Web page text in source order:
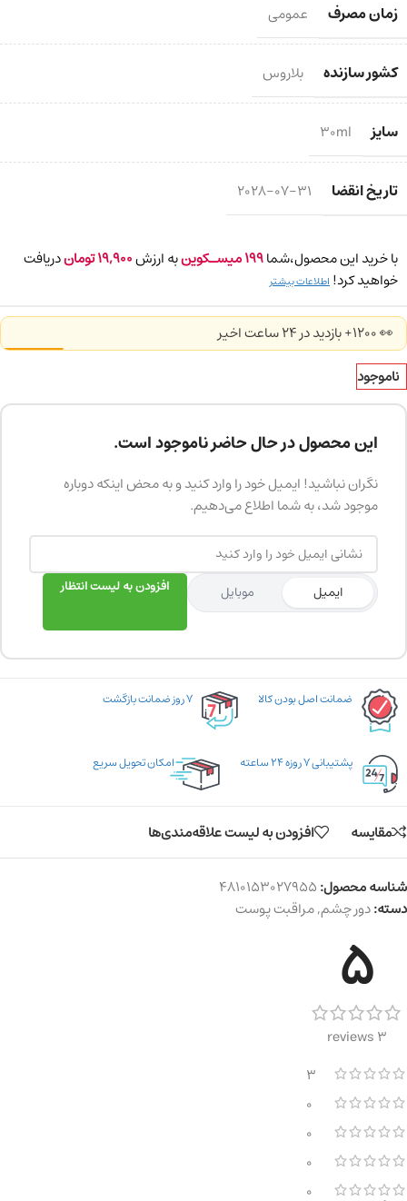
زمان مصرف عمومی
کشور سازنده بلاروس
سایز 30ml
تاریخ انقضا 2028-07-31
با خرید این محصول،شما199میسـکوینبه ارزش19,900توماندریافت
خواهید کرد! اطلاعات بیشتر
👀 1200+ بازدید در ۲۴ ساعت اخیر
ناموجود
این محصول در حال حاضر ناموجود است.
نگران نباشید! ایمیل خود را وارد کنید و به محض اینکه دوباره
موجود شد، به شما اطلاع می‌دهیم.
ایمیل موبایل افزودن به لیست انتظار
ضمانت اصل بودن کالا ۷ روز ضمانت بازگشت
پشتیبانی ۷ روزه ۲۴ ساعته امکان تحویل سریع
مقایسه افزودن به لیست علاقه‌مندی‌ها
شناسه محصول:4810153027955
دسته:دور چشم,مراقبت پوست
5
3 reviews
3
0
0
0
0